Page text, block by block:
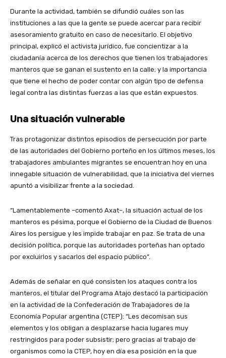
Durante la actividad, también se difundió cuáles son las
instituciones a las que la gente se puede acercar para recibir
asesoramiento gratuito en caso de necesitarlo. El objetivo
principal, explicó el activista jurídico, fue concientizar a la
ciudadanía acerca de los derechos que tienen los trabajadores
manteros que se ganan el sustento en la calle; y la importancia
que tiene el hecho de poder contar con algún tipo de defensa
legal contra las distintas fuerzas a las que están expuestos.
Una situación vulnerable
Tras protagonizar distintos episodios de persecución por parte
de las autoridades del Gobierno porteño en los últimos meses, los
trabajadores ambulantes migrantes se encuentran hoy en una
innegable situación de vulnerabilidad, que la iniciativa del viernes
apuntó a visibilizar frente a la sociedad.
“Lamentablemente –comentó Axat–, la situación actual de los
manteros es pésima, porque el Gobierno de la Ciudad de Buenos
Aires los persigue y les impide trabajar en paz. Se trata de una
decisión política, porque las autoridades porteñas han optado
por excluirlos y sacarlos del espacio público”.
Además de señalar en qué consisten los ataques contra los
manteros, el titular del Programa Atajo destacó la participación
en la actividad de la Confederación de Trabajadores de la
Economía Popular argentina (CTEP): “Les decomisan sus
elementos y los obligan a desplazarse hacia lugares muy
restringidos para poder subsistir; pero gracias al trabajo de
organismos como la CTEP, hoy en día esa posición en la que